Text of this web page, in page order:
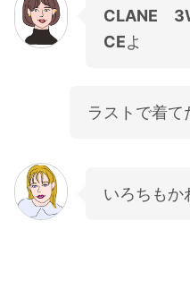
CLANE
CEよ
ラストで着て
いろちも